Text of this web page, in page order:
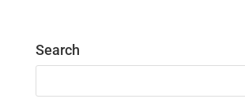
Search